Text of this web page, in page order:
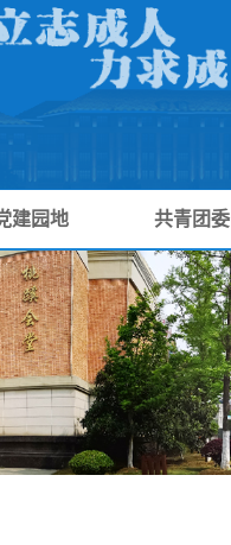
建园地 共青团委